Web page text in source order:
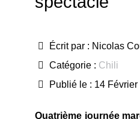
Écrit par : Nicolas
Catégorie : Chili
Publié le : 14 Février
Quatrième journée